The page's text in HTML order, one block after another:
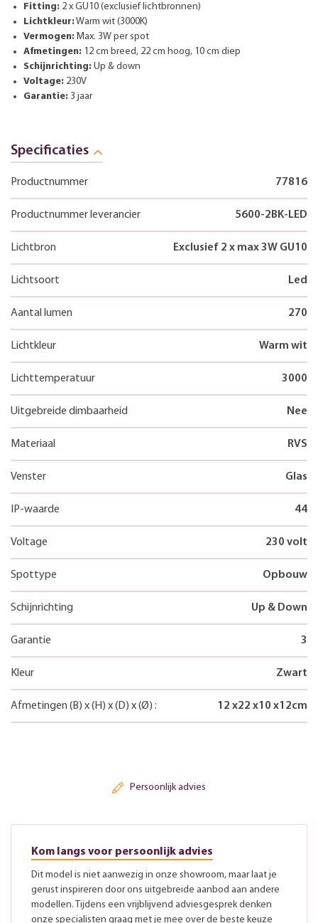
Fitting: 2 x GU10 (exclusief lichtbronnen)
Lichtkleur:Warm wit (3000K)
Vermogen: Max. 3W per spot
Afmetingen: 12 cm breed, 22 cm hoog, 10 cm diep
Schijnrichting: Up & down
Voltage: 230V
Garantie: 3 jaar
Specificaties
Productnummer 77816
Productnummer leverancier 5600-2BK-LED
Lichtbron Exclusief 2 x max 3W GU10
Lichtsoort Led
Aantal lumen 270
Lichtkleur Warm wit
Lichttemperatuur 3000
Uitgebreide dimbaarheid Nee
Materiaal RVS
Venster Glas
IP-waarde 44
Voltage 230 volt
Spottype Opbouw
Schijnrichting Up & Down
Garantie 3
Kleur Zwart
Afmetingen (B) x(H) x(D) x(Ø) : 12 x22 x10 x12cm
Persoonlijk advies
Kom langs voor persoonlijk advies
Dit model is niet aanwezig in onze showroom, maar laat je
gerust inspireren door ons uitgebreide aanbod aan andere
modellen. Tijdens een vrijblijvend adviesgesprek denken
onze specialisten graag met je mee over de beste keuze